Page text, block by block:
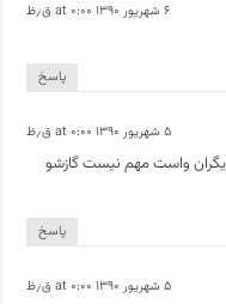
۶ شهریور ۱۳۹۰ at ۰:۰۰ ق٫ظ
پاسخ
۵ شهریور ۱۳۹۰ at ۰:۰۰ ق٫ظ
واست مهم نیست گازشو
پاسخ
۵ شهریور ۱۳۹۰ at ۰:۰۰ ق٫ظ